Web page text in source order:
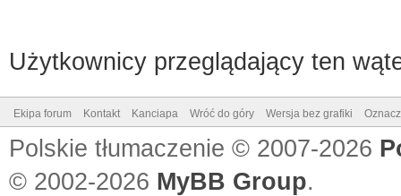
Użytkownicy przeglądający ten
Ekipa forum Kontakt Kanciapa Wróć do góry Wersja bez grafiki
Polskie tłumaczenie © 2007-2026
© 2002-2026 MyBB Group.